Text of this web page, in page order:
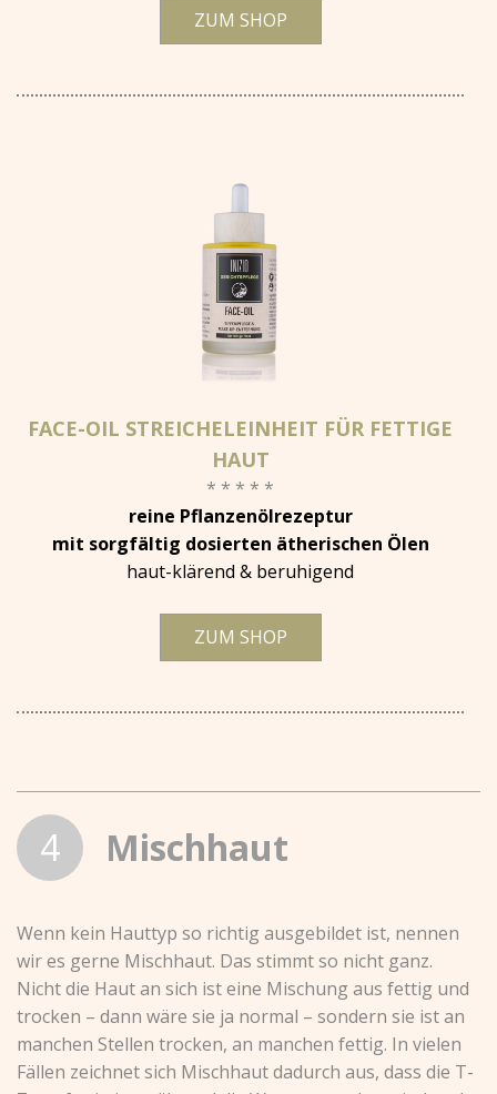
ZUM SHOP
FACE-OIL STREICHELEINHEIT FÜR FETTIGE
HAUT
* * * * *
reine Pflanzenölrezeptur
mit sorgfältig dosierten ätherischen Ölen
haut-klärend & beruhigend
ZUM SHOP
4 Mischhaut
Wenn kein Hauttyp so richtig ausgebildet ist, nennen
wir es gerne Mischhaut. Das stimmt so nicht ganz.
Nicht die Haut an sich ist eine Mischung aus fettig und
trocken – dann wäre sie ja normal – sondern sie ist an
manchen Stellen trocken, an manchen fettig. In vielen
Fällen zeichnet sich Mischhaut dadurch aus, dass die T-